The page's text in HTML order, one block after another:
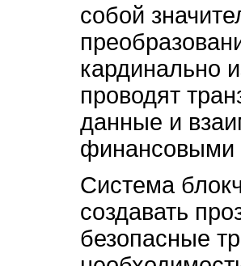
собой
кардинально
проводят
данные и
финансовыми
Система
создавать
безопасные